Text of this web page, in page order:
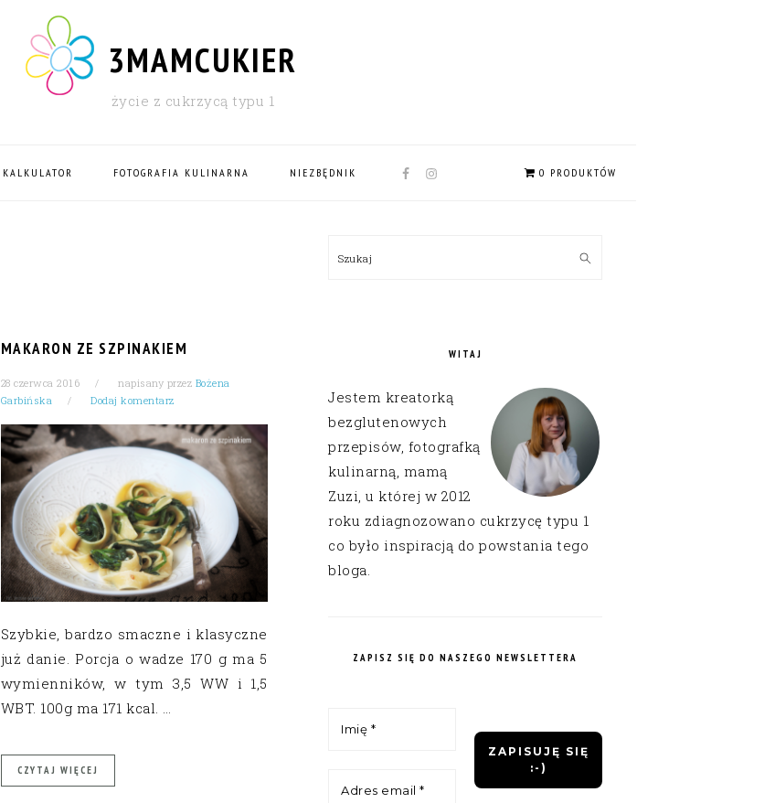
3MAMCUKIER
życie z cukrzycą typu 1
KALKULATOR FOTOGRAFIA KULINARNA NIEZBĘDNIK
NAV
0 PRODUKTÓW
MAKARON ZE SZPINAKIEM
28 czerwca 2016 napisany przez Bożena
Garbińska
Dodaj komentarz
Szybkie, bardzo smaczne i klasyczne
już danie. Porcja o wadze 170 g ma 5
wymienników, w tym 3,5 WW i 1,5
WBT. 100g ma 171 kcal. …
CZYTAJ WIĘCEJ
SIDEBAR
Szukaj
WITAJ
Jestem kreatorką
bezglutenowych
przepisów, fotografką
kulinarną, mamą
Zuzi, u której w 2012
roku zdiagnozowano cukrzycę typu 1
co było inspiracją do powstania tego
bloga.
ZAPISZ SIĘ DO NASZEGO NEWSLETTERA